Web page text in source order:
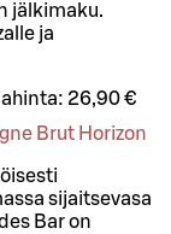
jälkimaku.
ja
26,90 €
Brut Horizon
sijaitsevasa
Bar on